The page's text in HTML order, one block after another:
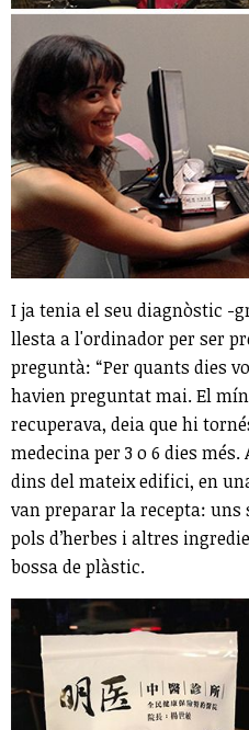
I ja tenia el seu diagnòstic -
llesta a l'ordinador per ser
preguntà: “Per quants dies
havien preguntat mai. El
recuperava, deia que hi
medecina per 3 o 6 dies
dins del mateix edifici, en
van preparar la recepta:
pols d’herbes i altres
bossa de plàstic.